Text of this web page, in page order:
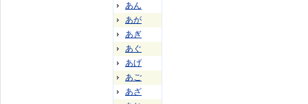
あん
あが
あぎ
あぐ
あげ
あご
あざ